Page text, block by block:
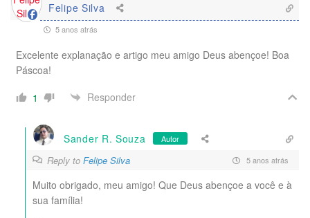
Felipe Silva
5 anos atrás
Excelente explanação e artigo meu amigo Deus abençoe! Boa
Páscoa!
1
Responder
Sander R. Souza Autor
Reply to Felipe Silva 5 anos atrás
Muito obrigado, meu amigo! Que Deus abençoe a você e à
sua família!